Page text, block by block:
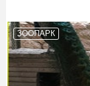
ЗООПАРК